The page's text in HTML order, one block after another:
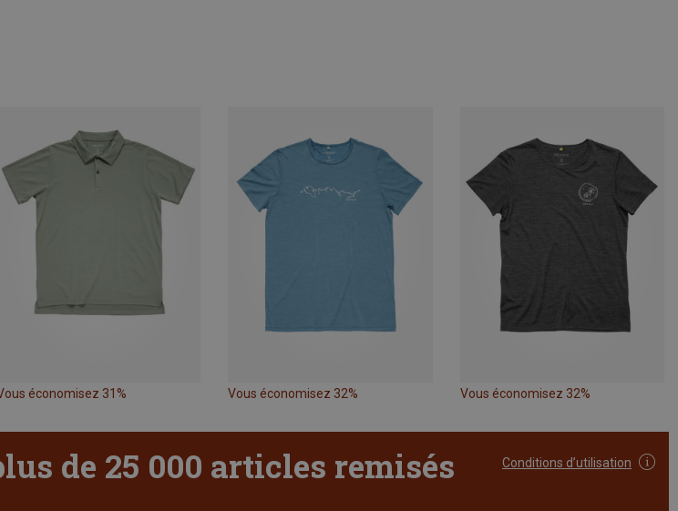
économisez 31% Vous économisez 32% Vous économisez 32%
Conditions d’utilisation
de 25 000 articles remisés